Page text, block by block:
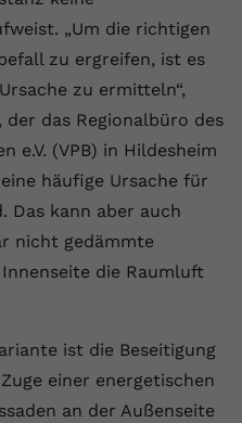
„Um die richtigen
zu ergreifen, ist es
zu ermitteln“,
das Regionalbüro des
e.V. (VPB) in Hildesheim
häufige Ursache für
Das kann aber auch
nicht gedämmte
die Raumluft
ist die Beseitigung
einer energetischen
an der Außenseite
Ihre Consent-
Unter anderem eine
ID, für die
Ihrer
Einstellungen, falls der
dies eingestellt
wird verwendet, um die
und statistische
zur Nutzung der
Ads für das
verwendet, um
der Nutzung auf unserer
anzeigen
externe Inhalte,
anzubieten.
eindeutige ID zum
Videos auf der Website
anzeigen